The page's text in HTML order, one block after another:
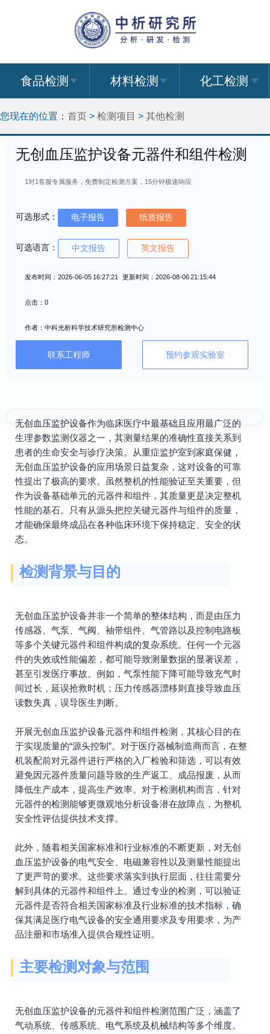
食品检测 材料检测 化工检测
您现在的位置： 首页 > 检测项目 > 其他检测
无创血压监护设备元器件和组件检测
1对1客服专属服务，免费制定检测方案，15分钟极速响应
可选形式： 电子报告 纸质报告
可选语言： 中文报告 英文报告
发布时间：2026-06-05 16:27:21 更新时间：2026-08-06 21:15:44
点击：0
作者：中科光析科学技术研究所检测中心
联系工程师 预约参观实验室
无创血压监护设备作为临床医疗中最基础且应用最广泛的
生理参数监测仪器之一，其测量结果的准确性直接关系到
患者的生命安全与诊疗决策。从重症监护室到家庭保健，
无创血压监护设备的应用场景日益复杂，这对设备的可靠
性提出了极高的要求。虽然整机的性能验证至关重要，但
作为设备基础单元的元器件和组件，其质量更是决定整机
性能的基石。只有从源头把控关键元器件与组件的质量，
才能确保最终成品在各种临床环境下保持稳定、安全的状
态。
检测背景与目的
无创血压监护设备并非一个简单的整体结构，而是由压力
传感器、气泵、气阀、袖带组件、气管路以及控制电路板
等多个关键元器件和组件构成的复杂系统。任何一个元器
件的失效或性能偏差，都可能导致测量数据的显著误差，
甚至引发医疗事故。例如，气泵性能下降可能导致充气时
间过长，延误抢救时机；压力传感器漂移则直接导致血压
读数失真，误导医生判断。
开展无创血压监护设备元器件和组件检测，其核心目的在
于实现质量的“源头控制”。对于医疗器械制造商而言，在整
机装配前对元器件进行严格的入厂检验和筛选，可以有效
避免因元器件质量问题导致的生产返工、成品报废，从而
降低生产成本，提高生产效率。对于检测机构而言，针对
元器件的检测能够更微观地分析设备潜在故障点，为整机
安全性评估提供技术支撑。
此外，随着相关国家标准和行业标准的不断更新，对无创
血压监护设备的电气安全、电磁兼容性以及测量性能提出
了更严苛的要求。这些要求落实到执行层面，往往需要分
解到具体的元器件和组件上。通过专业的检测，可以验证
元器件是否符合相关国家标准及行业标准的技术指标，确
保其满足医疗电气设备的安全通用要求及专用要求，为产
品注册和市场准入提供合规性证明。
主要检测对象与范围
无创血压监护设备的元器件和组件检测范围广泛，涵盖了
气动系统、传感系统、电气系统及机械结构等多个维度。